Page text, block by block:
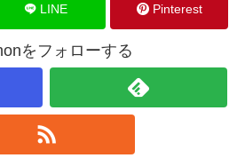
LINE Pinterest
をフォローする